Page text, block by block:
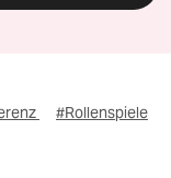
#Rollenspiele